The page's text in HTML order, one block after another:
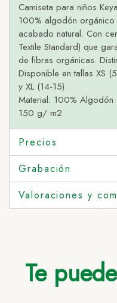
Camiseta para niños
100% algodón
acabado natural. Con
Textile Standard) que
de fibras orgánicas.
Disponible en tallas XS
y XL (14-15).
Material: 100% Algodón
150 g/ m2
Precios
Grabación
Valoraciones y
Te